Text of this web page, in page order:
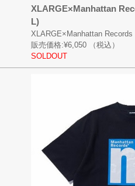
XLARGE×Manhattan
L)
XLARGE×Manhattan Records
販売価格:¥6,050
（税込）
SOLDOUT